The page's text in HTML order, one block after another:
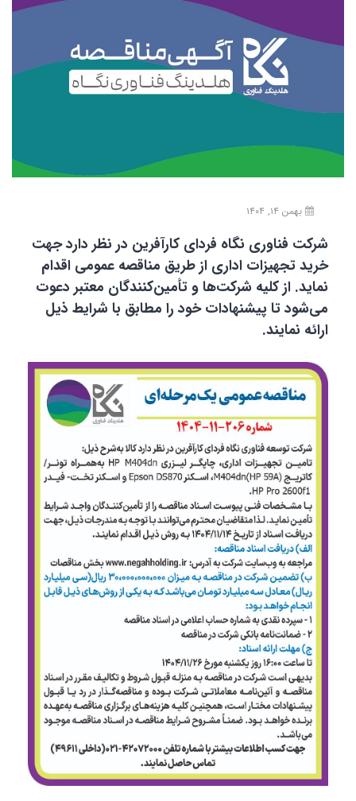
بهمن ۱۴, ۱۴۰۴
شرکت فناوری نگاه فردای کارآفرین در نظر دارد جهت
خرید تجهیزات اداری از طریق مناقصه عمومی اقدام
نماید. از کلیه شرکت‌ها و تأمین‌کنندگان معتبر دعوت
می‌شود تا پیشنهادات خود را مطابق با شرایط ذیل
ارائه نمایند.